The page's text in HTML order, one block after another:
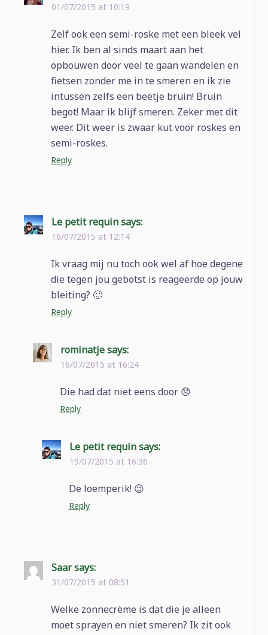
01/07/2015 at 10:19
Zelf ook een semi-roske met een bleek vel
hier. Ik ben al sinds maart aan het
opbouwen door veel te gaan wandelen en
fietsen zonder me in te smeren en ik zie
intussen zelfs een beetje bruin! Bruin
begot! Maar ik blijf smeren. Zeker met dit
weer. Dit weer is zwaar kut voor roskes en
semi-roskes.
Reply
Le petit requin says:
16/07/2015 at 12:14
Ik vraag mij nu toch ook wel af hoe degene
die tegen jou gebotst is reageerde op jouw
bleiting? 🙂
Reply
rominatje says:
16/07/2015 at 16:24
Die had dat niet eens door 😞
Reply
Le petit requin says:
19/07/2015 at 16:36
De loemperik! 😉
Reply
Saar says:
31/07/2015 at 08:51
Welke zonnecrème is dat die je alleen
moet sprayen en niet smeren? Ik zit ook